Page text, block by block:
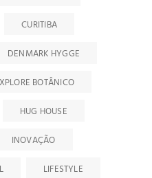
CURITIBA
DENMARK HYGGE
BOTÂNICO
HUG HOUSE
INOVAÇÃO
LIFESTYLE